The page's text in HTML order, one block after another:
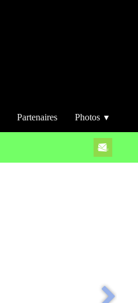
Partenaires Photos ▼